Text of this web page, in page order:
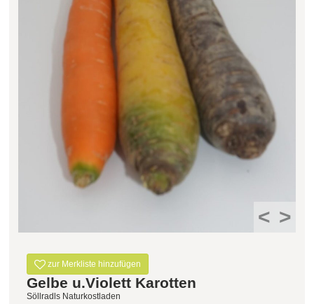
Söllradls Naturkostladen Detail
Stiftsgärtnerei Detail
Weinkellerei Stift
Detail
Detail
KATEGORIE
Filter zurücksetzen
< >
zur Merkliste hinzufügen
Gelbe u.Violett Karotten
Söllradls Naturkostladen